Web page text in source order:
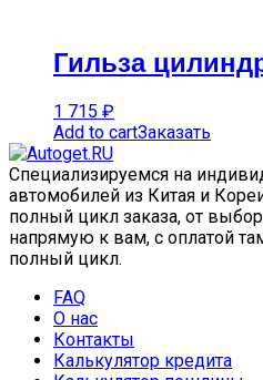
Гильза
1 715 ₽
Add to cartЗаказать
Специализируемся на
автомобилей из Китая и
полный цикл заказа, от
напрямую к вам, с оплатой
полный цикл.
FAQ
О нас
Контакты
Калькулятор кредита